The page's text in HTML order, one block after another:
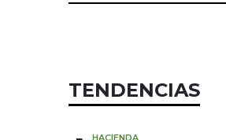
TENDENCIAS